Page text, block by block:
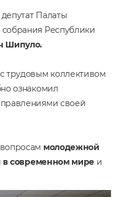
Палаты
Республики
Шипуло.
трудовым коллективом
ознакомил
своей
молодежной
современном мире и